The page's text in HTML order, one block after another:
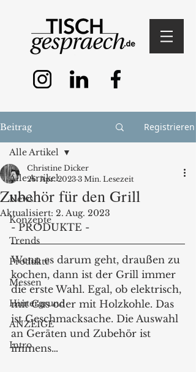
Beitrag Registrieren
Alle Artikel
News
Konzepte
Trends
Produkte
Messen
Hintergrund
ANZEIGE
Intro
Alle Artikel
Zubehör für den Grill
Christine Dicker
26. Apr. 2023 3 Min. Lesezeit
Aktualisiert: 2. Aug. 2023
- PRODUKTE -
Wenn es darum geht, draußen zu
kochen, dann ist der Grill immer
die erste Wahl. Egal, ob elektrisch,
mit Gas oder mit Holzkohle. Das
ist Geschmacksache. Die Auswahl
an Geräten und Zubehör ist
immens…